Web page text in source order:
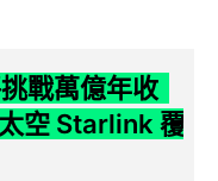
戰萬億年收
空 Starlink 覆